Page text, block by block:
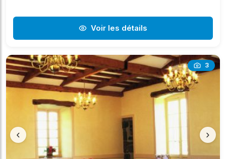
Voir les détails
3
‹ ›